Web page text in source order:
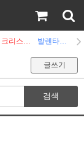
크리스마스 발렌타인데이
글쓰기
검색